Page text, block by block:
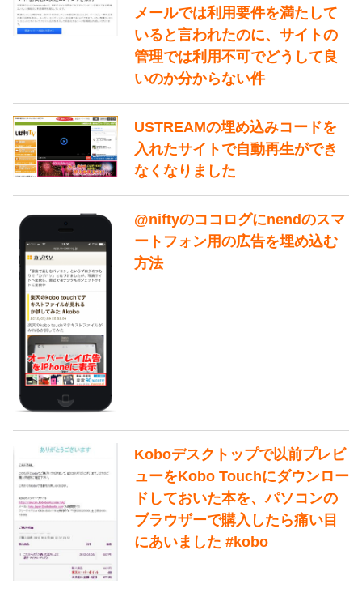
メールでは利用要件を満たして
いると言われたのに、サイトの
管理では利用不可でどうして良
いのか分からない件
USTREAMの埋め込みコードを
入れたサイトで自動再生ができ
なくなりました
@niftyのココログにnendのスマ
ートフォン用の広告を埋め込む
方法
Koboデスクトップで以前プレビ
ューをKobo Touchにダウンロー
ドしておいた本を、パソコンの
ブラウザーで購入したら痛い目
にあいました #kobo